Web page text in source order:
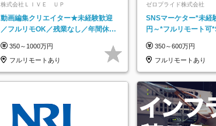
株式会社ＬＩＶＥ ＵＰ
動画編集クリエイター★未経験歓迎
／フルリモOK／残業なし／年間休日
実で安心
350～1000万円
フルリモートあり
ゼロプライド株式会社
SNSマーケター*未経
円～*フルリモート可
350～600万円
フルリモートあり